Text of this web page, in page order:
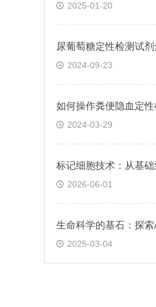
2025-01-20
尿葡萄糖定性检测试
2024-09-23
2024-03-29
2026-06-01
2025-03-04